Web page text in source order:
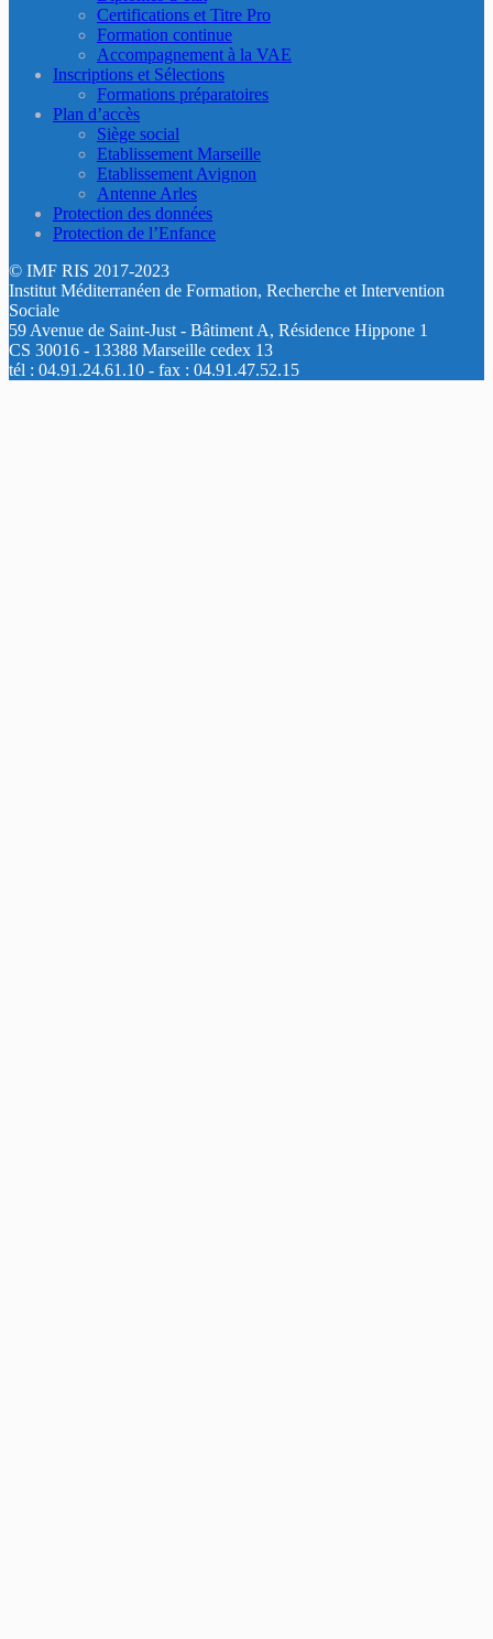
Certifications et Titre Pro
Formation continue
Accompagnement à la VAE
Inscriptions et Sélections
Formations préparatoires
Plan d’accès
Siège social
Etablissement Marseille
Etablissement Avignon
Antenne Arles
Protection des données
Protection de l’Enfance
© IMF RIS 2017-2023
Institut Méditerranéen de Formation, Recherche et Intervention
Sociale
59 Avenue de Saint-Just - Bâtiment A, Résidence Hippone 1
CS 30016 - 13388 Marseille cedex 13
tél : 04.91.24.61.10 - fax : 04.91.47.52.15